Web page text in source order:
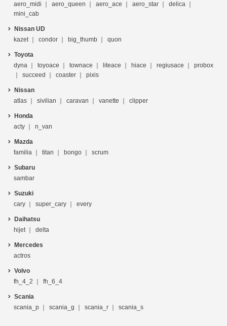
aero_midi
aero_queen aero_ace aero_star
delica
mini_cab
Nissan UD
kazet
condor big_thumb quon
Toyota
dyna
toyoace townace liteace hiace regiusace
probox
succeed
coaster pixis
Nissan
atlas
sivilian caravan vanette clipper
Honda
acty
n_van
Mazda
familia
titan bongo scrum
Subaru
sambar
Suzuki
cary
super_cary every
Daihatsu
hijet
delta
Mercedes
actros
Volvo
fh_4_2
fh_6_4
Scania
scania_p
scania_g scania_r scania_s